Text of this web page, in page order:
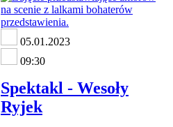
05.01.2023
09:30
Spektakl - Wesoły
Ryjek